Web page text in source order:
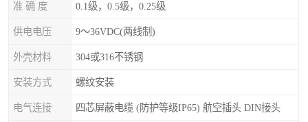
准 确 度 0.1级，0.5级，0.25级
供电电压 9～36VDC(两线制)
外壳材料 304或316不锈钢
安装方式 螺纹安装
电气连接 四芯屏蔽电缆 (防护等级IP65) 航空插头 DIN接头